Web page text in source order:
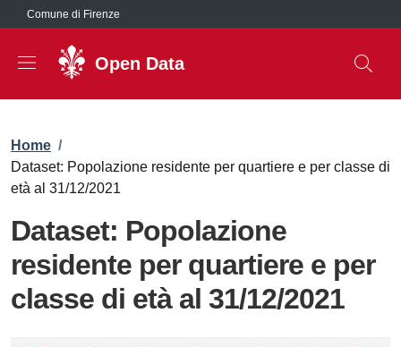
Salta al contenuto principale
Comune di Firenze
Open Data
Briciole di pane
Home /
Dataset: Popolazione residente per quartiere e per classe di
età al 31/12/2021
Dataset: Popolazione
residente per quartiere e per
classe di età al 31/12/2021